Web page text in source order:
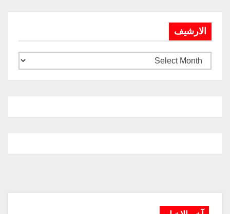
الارشيف